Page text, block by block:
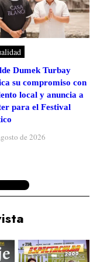
Dumek Turbay
su compromiso con
local y anuncia a
para el Festival
de 2026